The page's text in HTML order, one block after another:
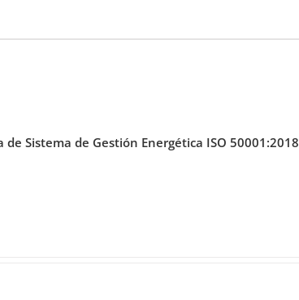
Sistema de Gestión Energética ISO 50001:2018